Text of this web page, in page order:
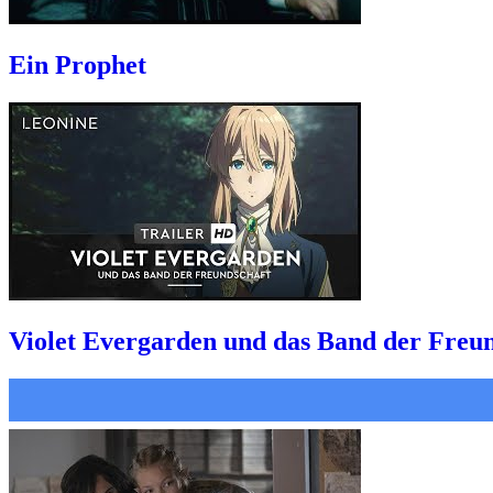
Ein Prophet
Violet Evergarden und das Band der